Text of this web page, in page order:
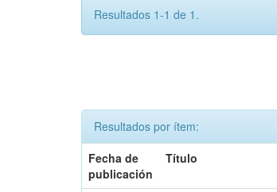
Resultados 1-1 de 1.
Resultados por ítem:
Fecha de
publicación
Título